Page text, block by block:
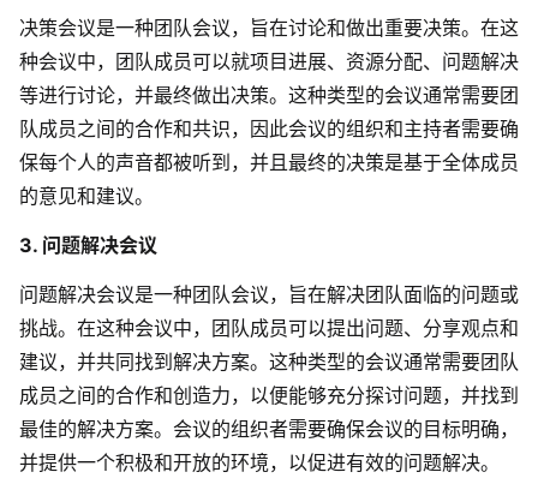
帮助中心
获取详细功能指南和技术支持
知识分享社区
决策会议是一种团队会议，旨在讨论和做出重要决策。在这
种会议中，团队成员可以就项目进展、资源分配、问题解决
等进行讨论，并最终做出决策。这种类型的会议通常需要团
队成员之间的合作和共识，因此会议的组织和主持者需要确
保每个人的声音都被听到，并且最终的决策是基于全体成员
的意见和建议。
3. 问题解决会议
问题解决会议是一种团队会议，旨在解决团队面临的问题或
挑战。在这种会议中，团队成员可以提出问题、分享观点和
建议，并共同找到解决方案。这种类型的会议通常需要团队
成员之间的合作和创造力，以便能够充分探讨问题，并找到
最佳的解决方案。会议的组织者需要确保会议的目标明确，
并提供一个积极和开放的环境，以促进有效的问题解决。